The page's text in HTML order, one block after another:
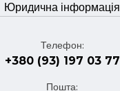
Юридична інформація
Телефон:
+380 (93) 197 03 77
Пошта: